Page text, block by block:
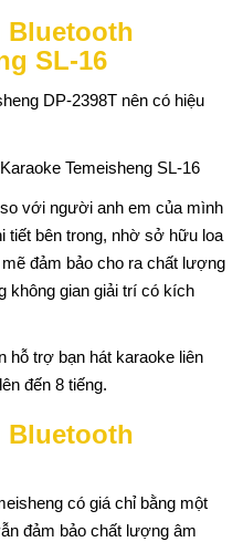
Bluetooth
SL-16
DP-2398T nên có hiệu
với người anh em của mình
tiết bên trong, nhờ sở hữu loa
đảm bảo cho ra chất lượng
không gian giải trí có kích
hỗ trợ bạn hát karaoke liên
đến 8 tiếng.
Bluetooth
có giá chỉ bằng một
đảm bảo chất lượng âm